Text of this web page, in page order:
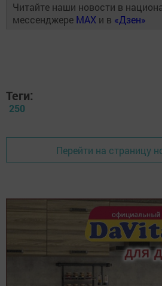
Читайте наши новости в
мессенджере MAX и в «Дзен»
Теги:
250
Перейти на страницу